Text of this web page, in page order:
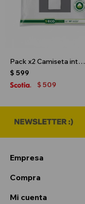
Pack x2 Camiseta interior - infantil - Blanco
$ 599
$ 509
Empresa
Compra
Mi cuenta